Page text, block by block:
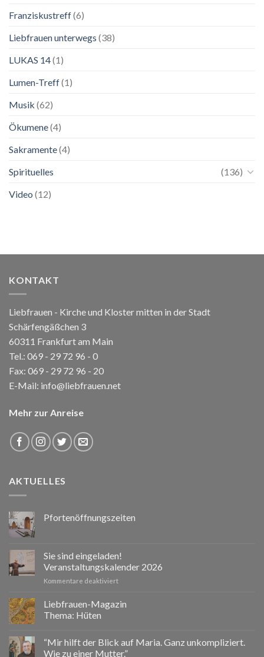
Franziskustreff(6)
Liebfrauen unterwegs (38)
LUKAS 14(1)
Lumen-Treff(1)
Musik (62)
Ökumene(4)
Sakramente(4)
Spirituelles
(136)
Video (12)
KONTAKT
Liebfrauen - Kirche und Kloster mitten in der Stadt
Schärfengäßchen 3
60311 Frankfurt am Main
Tel.: 069 - 29 72 96 - 0
Fax: 069 - 29 72 96 - 20
E-Mail: info@liebfrauen.net
Mehr zur Anreise
AKTUELLES
Pfortenöffnungszeiten
Sie sind eingeladen!
Veranstaltungskalender 2026
Kommentare deaktiviertfür
sind
eingeladen!
Liebfrauen-Magazin
Thema: Hüten
“Mir hilft der Blick auf Maria. Ganz unkompliziert.
Wie zu einer Mutter.”